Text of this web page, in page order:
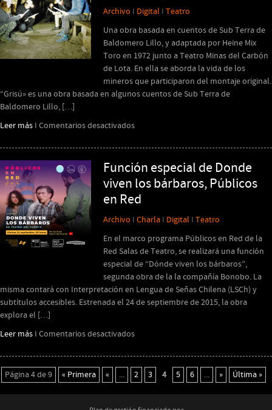
Archivo I Digital I Teatro
Una obra basada en cuentos de Sub Terra de
Baldomero Lillo, y adaptada por Heine Mix
Toro en 1972 junto a Teatro Minas del Carbón
de Lota. En ella se aborda la vida de los
mineros que participaron del montaje original.
“Grisú» es una obra basada en algunos cuentos de Sub Terra de
Baldomero Lillo, […]
Leer más I Comentarios desactivadosen
(esta
obra
no
está
terminada)
Función especial de Donde
viven los bárbaros, Públicos
en Red
Archivo I Charla I Digital I Teatro
En el marco programa Públicos en Red de la
Red Salas de Teatro, se realizará una función
especial de “Dónde viven los bárbaros”,
segunda obra de la la compañía Bonobo. La
misma contará con Interpretación en Lengua de Señas Chilena (LSCh) y
subtítulos accesibles. Estrenada el 24 de septiembre de 2015, la obra
explora el […]
Leer más I Comentarios desactivadosen
especial
de
Donde
viven
Página 4 de 9 « Primera « ... 2 3 4 5 6 ... » Última »